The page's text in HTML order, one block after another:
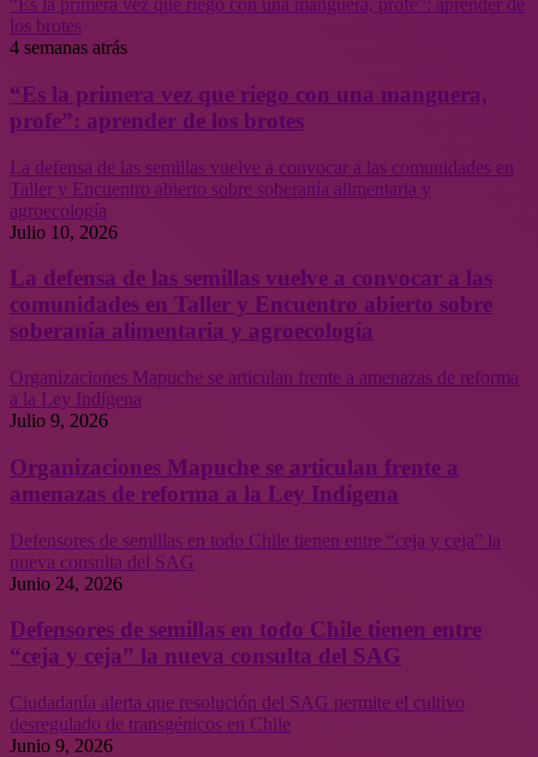
“Es la primera vez que riego con una manguera, profe”: aprender de
los brotes
4 semanas atrás
“Es la primera vez que riego con una manguera,
profe”: aprender de los brotes
La defensa de las semillas vuelve a convocar a las comunidades en
Taller y Encuentro abierto sobre soberanía alimentaria y
agroecología
Julio 10, 2026
La defensa de las semillas vuelve a convocar a las
comunidades en Taller y Encuentro abierto sobre
soberanía alimentaria y agroecología
Organizaciones Mapuche se articulan frente a amenazas de reforma
a la Ley Indígena
Julio 9, 2026
Organizaciones Mapuche se articulan frente a
amenazas de reforma a la Ley Indígena
Defensores de semillas en todo Chile tienen entre “ceja y ceja” la
nueva consulta del SAG
Junio 24, 2026
Defensores de semillas en todo Chile tienen entre
“ceja y ceja” la nueva consulta del SAG
Ciudadanía alerta que resolución del SAG permite el cultivo
desregulado de transgénicos en Chile
Junio 9, 2026